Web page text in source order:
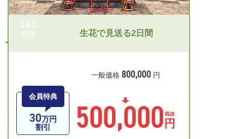
10名
程度
生花で見送る2日間
会員特典
30万円
割引
一般価格 800,000円
税抜
500,000 円